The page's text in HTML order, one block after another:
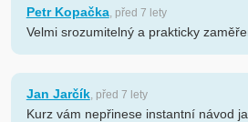
Petr Kopačka, před 7 lety
Velmi srozumitelný a prakticky
Jan Jarčík, před 7 lety
Kurz vám nepřinese instantní návod